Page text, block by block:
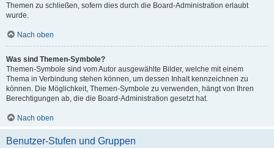
Themen zu schließen, sofern dies durch die Board-Administration erlaubt
wurde.
Nach oben
Was sind Themen-Symbole?
Themen-Symbole sind vom Autor ausgewählte Bilder, welche mit einem
Thema in Verbindung stehen können, um dessen Inhalt kennzeichnen zu
können. Die Möglichkeit, Themen-Symbole zu verwenden, hängt von Ihren
Berechtigungen ab, die die Board-Administration gesetzt hat.
Nach oben
Benutzer-Stufen und Gruppen